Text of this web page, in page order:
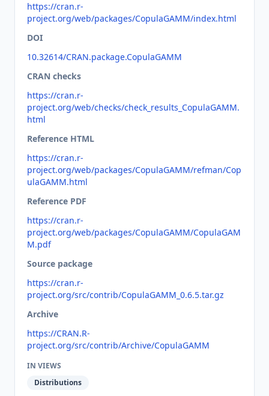
https://cran.r-
project.org/web/packages/CopulaGAMM/index.html
DOI
10.32614/CRAN.package.CopulaGAMM
CRAN checks
https://cran.r-
project.org/web/checks/check_results_CopulaGAMM.
html
Reference HTML
https://cran.r-
project.org/web/packages/CopulaGAMM/refman/Cop
ulaGAMM.html
Reference PDF
https://cran.r-
project.org/web/packages/CopulaGAMM/CopulaGAM
M.pdf
Source package
https://cran.r-
project.org/src/contrib/CopulaGAMM_0.6.5.tar.gz
Archive
https://CRAN.R-
project.org/src/contrib/Archive/CopulaGAMM
IN VIEWS
Distributions